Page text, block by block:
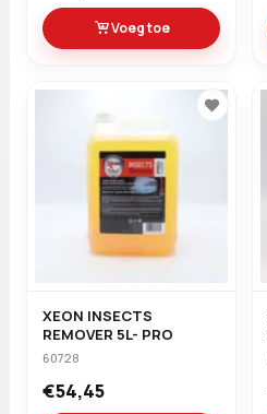
Voeg toe
XEON INSECTS
REMOVER 5L- PRO
60728
€54,45